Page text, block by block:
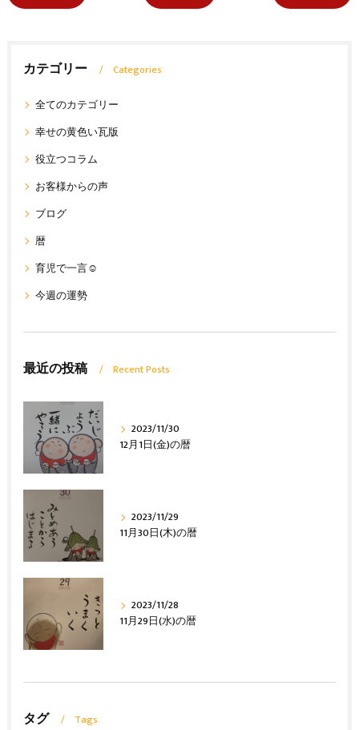
カテゴリー Categories
全てのカテゴリー
幸せの黄色い瓦版
役立つコラム
お客様からの声
ブログ
暦
育児で一言☺
今週の運勢
最近の投稿 Recent Posts
2023/11/30
12月1日(金)の暦
2023/11/29
11月30日(木)の暦
2023/11/28
11月29日(水)の暦
タグ Tags